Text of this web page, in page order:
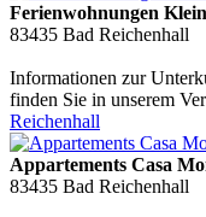
Ferienwohnungen
83435 Bad Reichenhall
Informationen zur
finden Sie in unserem
Reichenhall
Appartements Casa
83435 Bad Reichenhall